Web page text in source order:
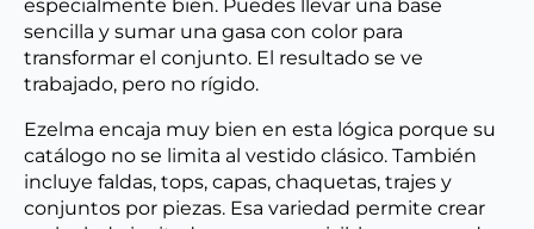
especialmente bien. Puedes llevar una base
sencilla y sumar una gasa con color para
transformar el conjunto. El resultado se ve
trabajado, pero no rígido.
Ezelma encaja muy bien en esta lógica porque su
catálogo no se limita al vestido clásico. También
incluye faldas, tops, capas, chaquetas, trajes y
conjuntos por piezas. Esa variedad permite crear